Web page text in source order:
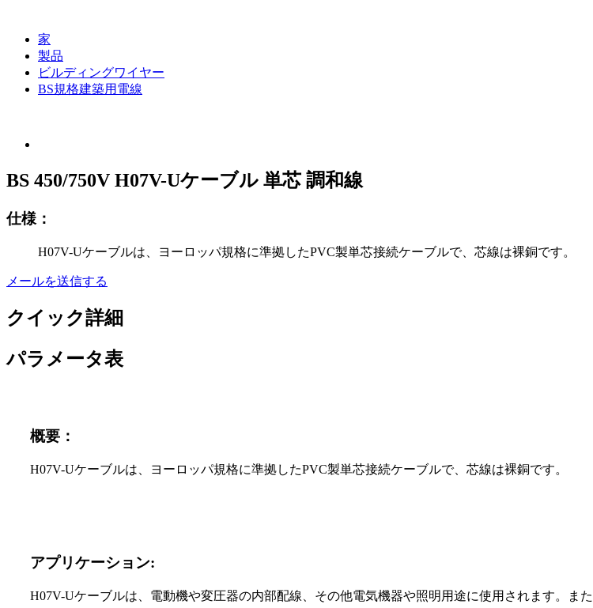
家
製品
ビルディングワイヤー
BS規格建築用電線
BS 450/750V H07V-Uケーブル 単芯 調和線
仕様：
H07V-Uケーブルは、ヨーロッパ規格に準拠したPVC製単芯接続ケーブルで、芯線は裸銅です。
メールを送信する
クイック詳細
パラメータ表
概要：
H07V-Uケーブルは、ヨーロッパ規格に準拠したPVC製単芯接続ケーブルで、芯線は裸銅です。
アプリケーション:
H07V-Uケーブルは、電動機や変圧器の内部配線、その他電気機器や照明用途に使用されます。ま